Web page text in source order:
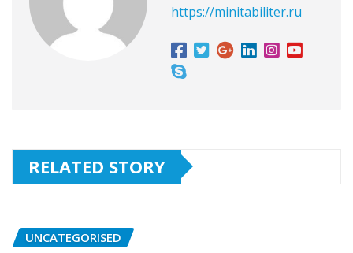
https://minitabiliter.ru
RELATED STORY
UNCATEGORISED